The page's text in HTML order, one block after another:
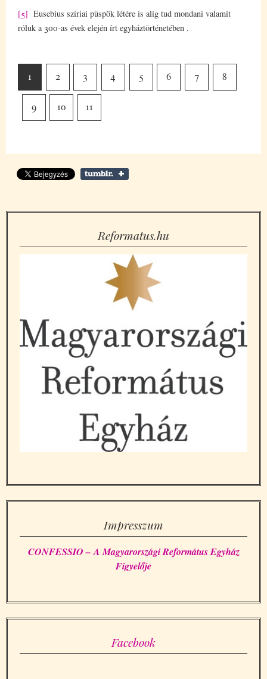
[5] Eusebius szíriai püspök létére is alig tud mondani valamit
róluk a 300-as évek elején írt egyháztörténetében .
1 2 3 4 5 6 7 8
9 10 11
Reformatus.hu
Impresszum
CONFESSIO – A Magyarországi Református Egyház
Figyelője
Facebook